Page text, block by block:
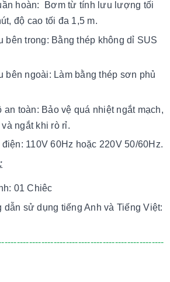
hoàn: Bơm từ tính lưu lượng tối
độ cao tối đa 1,5 m.
bên trong: Bằng thép không dỉ SUS
bên ngoài: Làm bằng thép sơn phủ
an toàn: Bảo vệ quá nhiệt ngắt mạch,
ngắt khi rò rỉ.
điện: 110V 60Hz hoặc 220V 50/60Hz.
01 Chiêc
dẫn sử dụng tiếng Anh và Tiếng Việt: